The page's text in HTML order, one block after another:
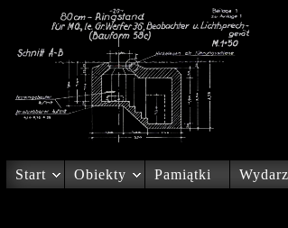
Start Obiekty Pamiątki